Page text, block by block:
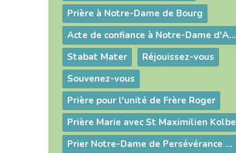
Prière à Notre-Dame de Bourg
Acte de confiance à Notre-Dame d'Ars
Stabat Mater
Réjouissez-vous
Souvenez-vous
Prière pour l'unité de Frère Roger
Prière Marie avec St Maximilien Kolbe
Prier Notre-Dame de Persévérance avec saint Pierre Chanel